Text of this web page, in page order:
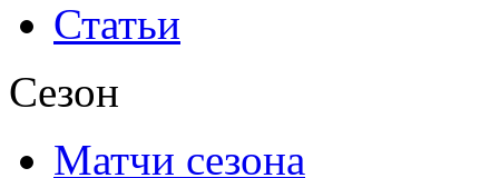
Статьи
Сезон
Матчи сезона